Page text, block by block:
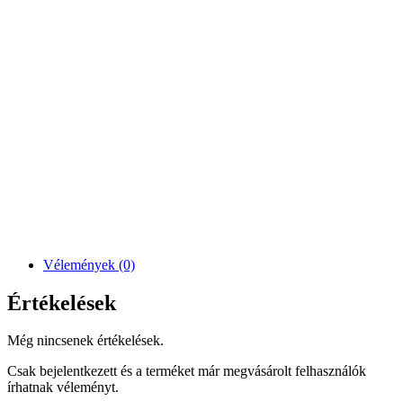
Vélemények (0)
Értékelések
Még nincsenek értékelések.
Csak bejelentkezett és a terméket már megvásárolt felhasználók
írhatnak véleményt.